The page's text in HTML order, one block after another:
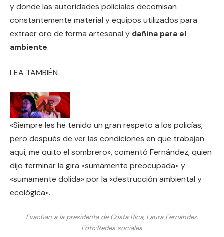
y donde las autoridades policiales decomisan
constantemente material y equipos utilizados para
extraer oro de forma artesanal y dañina para el
ambiente.
LEA TAMBIÉN
«Siempre les he tenido un gran respeto a los policías,
pero después de ver las condiciones en que trabajan
aquí, me quito el sombrero», comentó Fernández, quien
dijo terminar la gira «sumamente preocupada» y
«sumamente dolida» por la «destrucción ambiental y
ecológica».
Evacúan a la presidenta de Costa Rica, Laura Fernández.
Foto:Redes sociales